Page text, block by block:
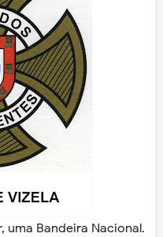
uma Bandeira Nacional.